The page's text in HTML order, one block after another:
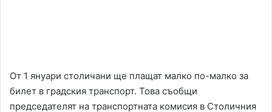
От 1 януари столичани ще плащат малко по-малко за
билет в градския транспорт. Това съобщи
председателят на транспортната комисия в Столичния